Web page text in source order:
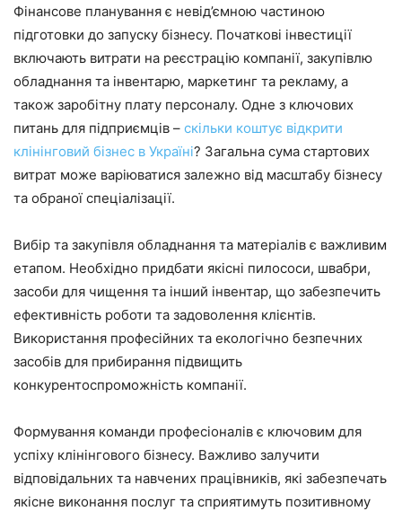
Фінансове планування є невід’ємною частиною
підготовки до запуску бізнесу. Початкові інвестиції
включають витрати на реєстрацію компанії, закупівлю
обладнання та інвентарю, маркетинг та рекламу, а
також заробітну плату персоналу. Одне з ключових
питань для підприємців – скільки коштує відкрити
клінінговий бізнес в Україні? Загальна сума стартових
витрат може варіюватися залежно від масштабу бізнесу
та обраної спеціалізації.
Вибір та закупівля обладнання та матеріалів є важливим
етапом. Необхідно придбати якісні пилососи, швабри,
засоби для чищення та інший інвентар, що забезпечить
ефективність роботи та задоволення клієнтів.
Використання професійних та екологічно безпечних
засобів для прибирання підвищить
конкурентоспроможність компанії.
Формування команди професіоналів є ключовим для
успіху клінінгового бізнесу. Важливо залучити
відповідальних та навчених працівників, які забезпечать
якісне виконання послуг та сприятимуть позитивному